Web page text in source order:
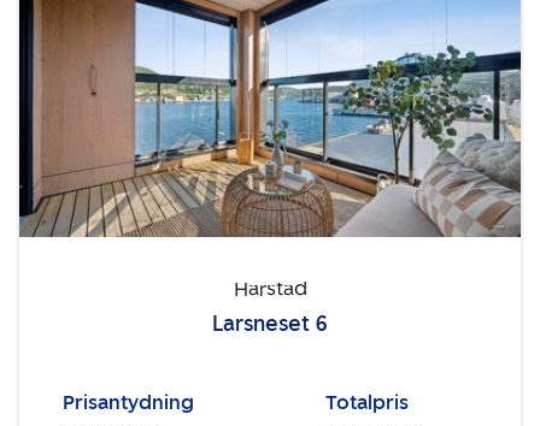
Harstad
Larsneset 6
Prisantydning
Totalpris